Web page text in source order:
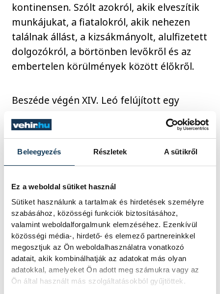
Beleegyezés Részletek A sütikről
Ez a weboldal sütiket használ
Sütiket használunk a tartalmak és hirdetések személyre
szabásához, közösségi funkciók biztosításához,
valamint weboldalforgalmunk elemzéséhez. Ezenkívül
közösségi média-, hirdető- és elemező partnereinkkel
megosztjuk az Ön weboldalhasználatra vonatkozó
adatait, akik kombinálhatják az adatokat más olyan
adatokkal, amelyeket Ön adott meg számukra vagy az
Ön által használt más szolgáltatásokból gyűjtöttek.
kontinensen. Szólt azokról, akik elveszítik
munkájukat, a fiatalokról, akik nehezen
találnak állást, a kizsákmányolt, alulfizetett
dolgozókról, a börtönben levőkről és az
embertelen körülmények között élőkről.
Beszéde végén XIV. Leó felújított egy
sok nyelven köszönti a népeket: olaszul,
portugálul, lengyelül, arabul, kínaiul és
áldását adta Rómára és a világra.
Az esős idő ellenére a Vatikán közlése
szerint csaknem 26 ezren követték a pápa
karácsonyi üzenetét a Szent Péter téren.
Délután megkezdődik a Ferenc pápa által